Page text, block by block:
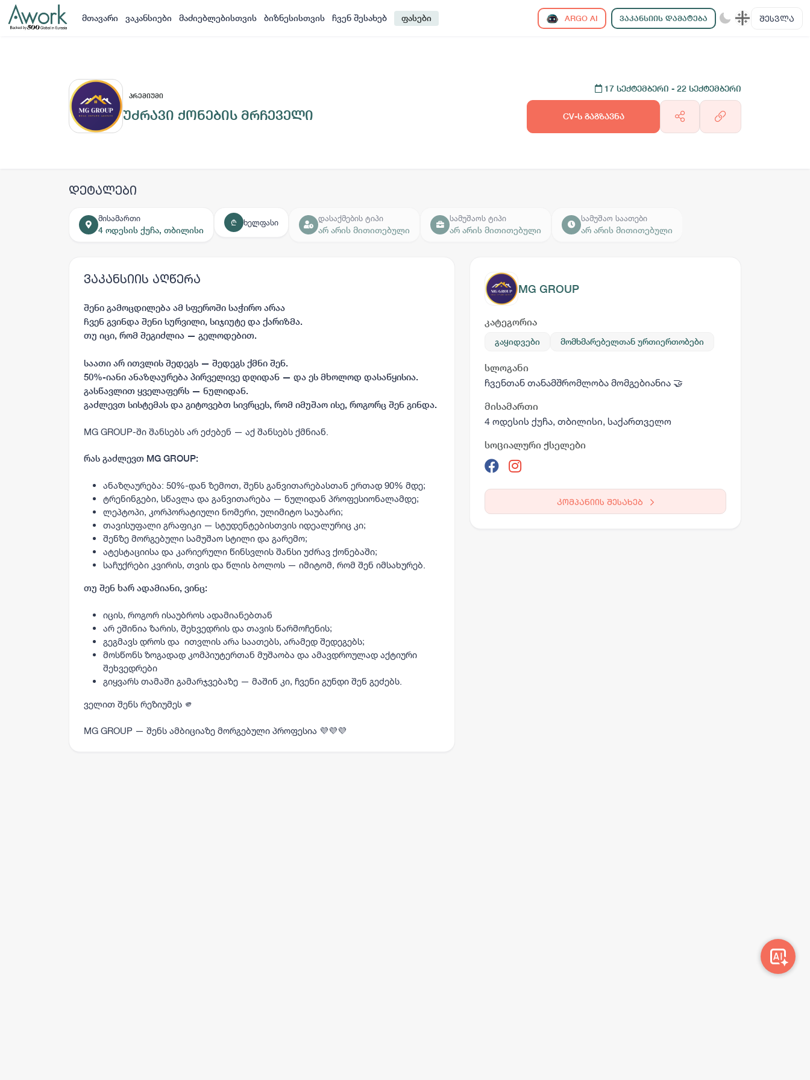
მთავარი ვაკანსიები მაძიებლებისთვის ბიზნესისთვის ჩვენ შესახებ ფასები ARGO AI ᲕᲐᲙᲐᲜᲡᲘᲘᲡ ᲓᲐᲛᲐᲢᲔᲑᲐ ᲨᲔᲡᲕᲚᲐ
ᲞᲠᲔᲛᲘᲣᲛᲘ
უძრავი ქონების მრჩეველი
17 სექტემბერი - 22 სექტემბერი
CV-ს გაგზავნა
დეტალები
მისამართი
4 ოდესის ქუჩა, თბილისი
₾ ხელფასი
დასაქმების ტიპი
არ არის მითითებული
სამუშაოს ტიპი
არ არის მითითებული
სამუშაო საათები
არ არის მითითებული
ვაკანსიის აღწერა
შენი გამოცდილება ამ სფეროში საჭირო არაა
ჩვენ გვინდა შენი სურვილი, სიჯიუტე და ქარიზმა.
თუ იცი, რომ შეგიძლია — გელოდებით.
საათი არ ითვლის შედეგს — შედეგს ქმნი შენ.
50%-იანი ანაზღაურება პირველივე დღიდან — და ეს მხოლოდ დასაწყისია.
გასწავლით ყველაფერს — ნულიდან.
გაძლევთ სისტემას და გიტოვებთ სივრცეს, რომ იმუშაო ისე, როგორც შენ გინდა.
MG GROUP-ში შანსებს არ ეძებენ — აქ შანსებს ქმნიან.
რას გაძლევთ MG GROUP:
ანაზღაურება: 50%-დან ზემოთ, შენს განვითარებასთან ერთად 90% მდე;
ტრენინგები, სწავლა და განვითარება — ნულიდან პროფესიონალამდე;
ლეპტოპი, კორპორატიული ნომერი, ულიმიტო საუბარი;
თავისუფალი გრაფიკი — სტუდენტებისთვის იდეალურიც კი;
შენზე მორგებული სამუშაო სტილი და გარემო;
ატესტაციისა და კარიერული წინსვლის შანსი უძრავ ქონებაში;
საჩუქრები კვირის, თვის და წლის ბოლოს — იმიტომ, რომ შენ იმსახურებ.
თუ შენ ხარ ადამიანი, ვინც:
იცის, როგორ ისაუბროს ადამიანებთან
არ ეშინია ზარის, შეხვედრის და თავის წარმოჩენის;
გეგმავს დროს და ითვლის არა საათებს, არამედ შედეგებს;
მოსწონს ზოგადად კომპიუტერთან მუშაობა და ამავდროულად აქტიური
შეხვედრები
გიყვარს თამაში გამარჯვებაზე — მაშინ კი, ჩვენი გუნდი შენ გეძებს.
ველით შენს რეზიუმეს 🫵
MG GROUP — შენს ამბიციაზე მორგებული პროფესია 💜💜💜
MG GROUP
კატეგორია
გაყიდვები მომხმარებელთან ურთიერთობები
სლოგანი
ჩვენთან თანამშრომლობა მომგებიანია 🤝
მისამართი
4 ოდესის ქუჩა, თბილისი, საქართველო
სოციალური ქსელები
კომპანიის შესახებ